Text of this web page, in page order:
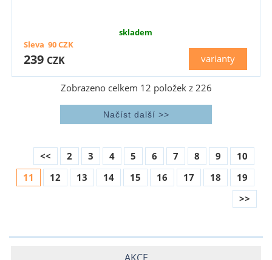
skladem
varianty
239 CZK
Sleva 90CZK
Zobrazeno celkem 12 položek z226
<< 2 3 4 5 6 7 8 9
10
11
12 13 14 15 16 17 18
19
>>